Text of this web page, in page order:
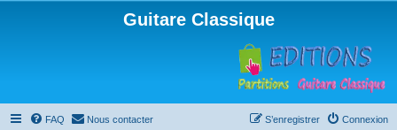
Guitare Classique
FAQ Nous contacter Connexion
S’enregistrer